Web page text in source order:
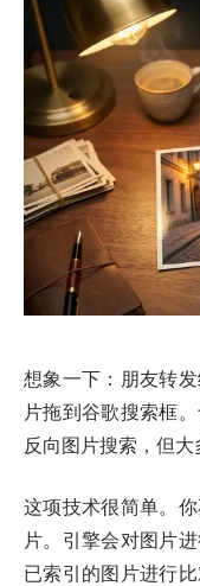
想象一下：朋友转
片拖到谷歌搜索框
反向图片搜索，但大
这项技术很简单。
片。引擎会对图片
已索引的图片进行